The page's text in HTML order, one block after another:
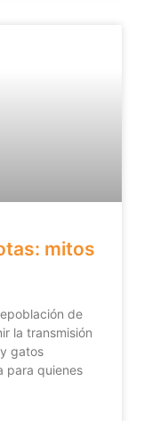
mitos
de
la transmisión
gatos
para quienes